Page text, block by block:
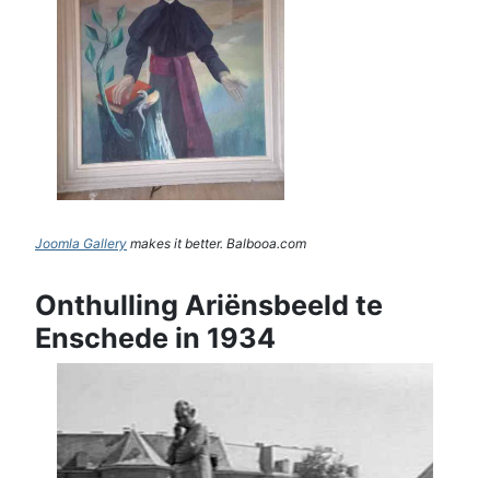
Joomla Gallery makes it better. Balbooa.com
Onthulling Ariënsbeeld te
Enschede in 1934